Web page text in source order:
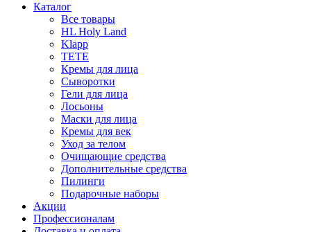
Каталог
Все товары
HL Holy Land
Klapp
TETE
Кремы для лица
Сыворотки
Гели для лица
Лосьоны
Маски для лица
Кремы для век
Уход за телом
Очищающие средства
Дополнительные средства
Пилинги
Подарочные наборы
Акции
Профессионалам